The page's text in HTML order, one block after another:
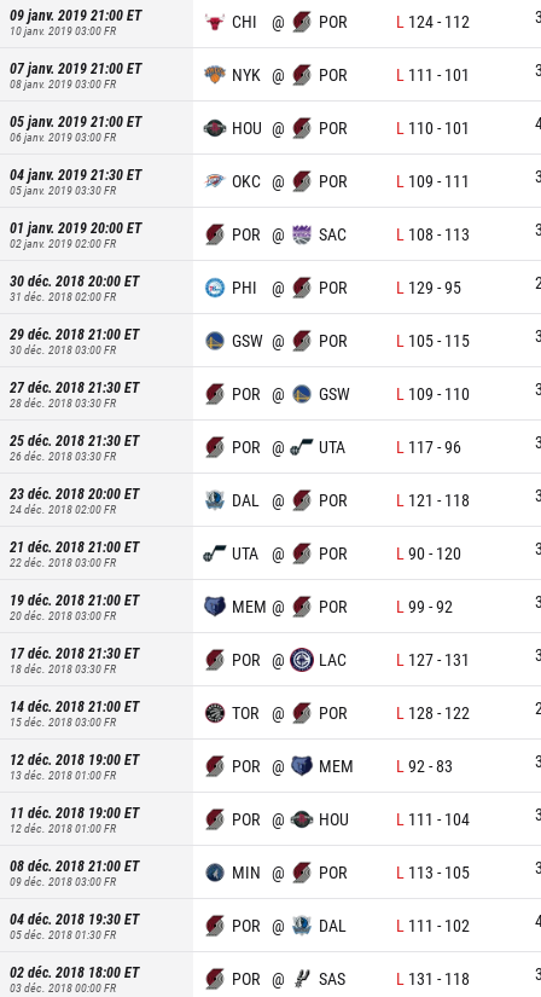
09 janv. 2019 21:00ET
10 janv. 2019 03:00FR CHI @ POR L 124- 112
07 janv. 2019 21:00ET
08 janv. 2019 03:00FR NYK @ POR L 111 - 101
05 janv. 2019 21:00ET
06 janv. 2019 03:00FR HOU @ POR L 110- 101
04 janv. 2019 21:30ET
05 janv. 2019 03:30FR OKC @ POR L 109 - 111
01 janv. 2019 20:00ET
02 janv. 2019 02:00FR POR @ SAC L 108 - 113
30 déc. 2018 20:00ET
31 déc. 2018 02:00FR PHI @ POR L 129 -95
29 déc. 2018 21:00ET
30 déc. 2018 03:00FR GSW @ POR L 105- 115
27 déc. 2018 21:30ET
28 déc. 2018 03:30FR POR @ GSW L 109 - 110
25 déc. 2018 21:30ET
26 déc. 2018 03:30FR POR @ UTA L 117-96
23 déc. 2018 20:00ET
24 déc. 2018 02:00FR DAL @ POR L 121 - 118
21 déc. 2018 21:00ET
22 déc. 2018 03:00FR UTA @ POR L 90- 120
19 déc. 2018 21:00ET
20 déc. 2018 03:00FR MEM @ POR L 99 -92
17 déc. 2018 21:30ET
18 déc. 2018 03:30FR POR @ LAC L 127- 131
14 déc. 2018 21:00ET
15 déc. 2018 03:00FR TOR @ POR L 128 - 122
12 déc. 2018 19:00ET
13 déc. 2018 01:00FR POR @ MEM L 92 -83
11 déc. 2018 19:00ET
12 déc. 2018 01:00FR POR @ HOU L 111 - 104
08 déc. 2018 21:00ET
09 déc. 2018 03:00FR MIN @ POR L 113 - 105
04 déc. 2018 19:30ET
05 déc. 2018 01:30FR POR @ DAL L 111 - 102
02 déc. 2018 18:00ET
03 déc. 2018 00:00FR POR @ SAS L 131 - 118